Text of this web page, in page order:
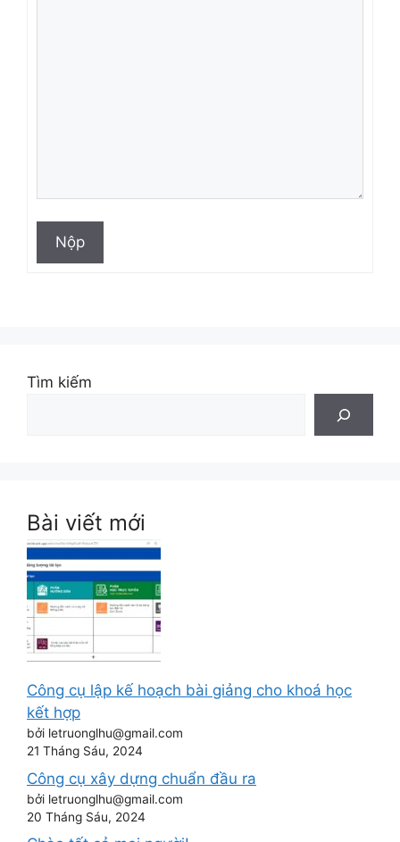
Nộp
Tìm kiếm
Bài viết mới
Công cụ lập kế hoạch bài giảng cho khoá học
kết hợp
bởi letruonglhu@gmail.com
21 Tháng Sáu, 2024
Công cụ xây dựng chuẩn đầu ra
bởi letruonglhu@gmail.com
20 Tháng Sáu, 2024